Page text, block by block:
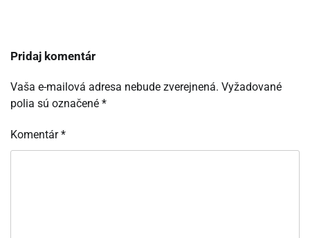
Pridaj komentár
Vaša e-mailová adresa nebude zverejnená. Vyžadované
polia sú označené *
Komentár*